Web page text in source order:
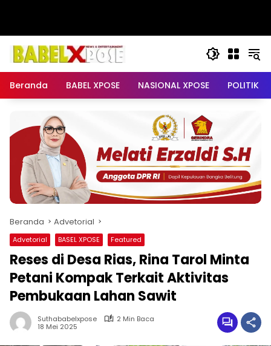
Beranda BABEL XPOSE NASIONAL XPOSE POLITIK
Beranda Advetorial
Advetorial BASEL XPOSE Featured
Reses di Desa Rias, Rina Tarol Minta
Petani Kompak Terkait Aktivitas
Pembukaan Lahan Sawit